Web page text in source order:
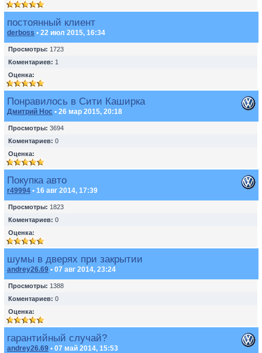
постоянный клиент
derboss • 22 июл 2015, 16:34
Просмотры: 1723
Коментариев: 1
Оценка:
Понравилось в Сити Каширка
Дмитрий Нос • 26 мар 2015, 20:18
Просмотры: 3694
Коментариев: 0
Оценка:
Покупка авто
r49994 • 16 авг 2014, 17:39
Просмотры: 1823
Коментариев: 0
Оценка:
шумы в дверях при закрытии
andrey26.69 • 07 авг 2014, 23:24
Просмотры: 1388
Коментариев: 0
Оценка:
гарантийный случай?
andrey26.69 • 07 май 2014, 15:53